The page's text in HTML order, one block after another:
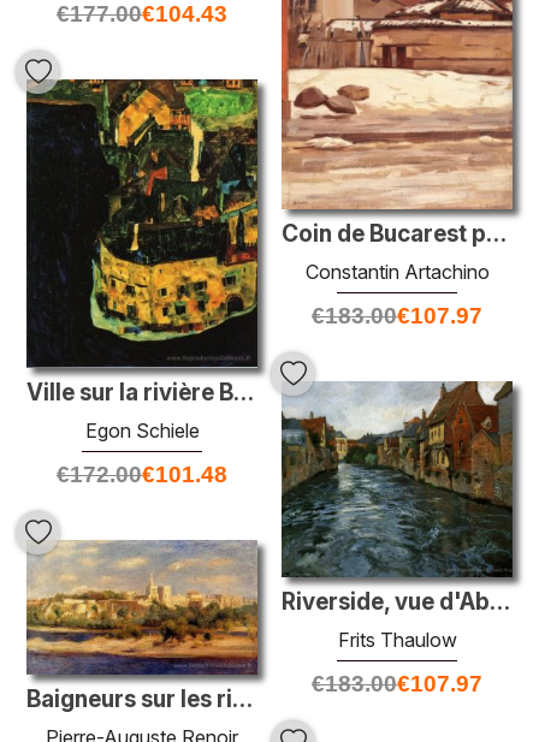
€177.00€104.43
Coin de Bucarest pendant l'hiver
Constantin Artachino
€183.00€107.97
Ville sur la rivière Blue
Egon Schiele
€172.00€101.48
Riverside, vue d'Abbeville
Frits Thaulow
€183.00€107.97
Baigneurs sur les rives du THONE à Avignon
Pierre-Auguste Renoir